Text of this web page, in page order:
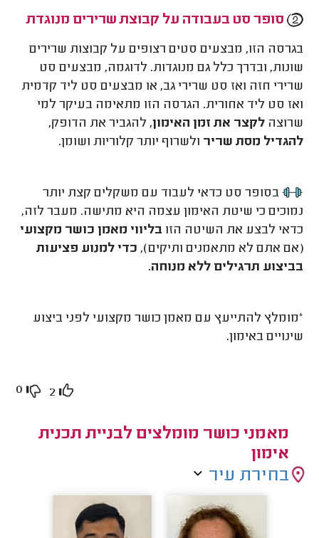
סופר סט בעבודה על קבוצת שרירים מנוגדת
בגרסה הזו, מבצעים סטים רצופים על קבוצות שרירים
שונות, ובדרך כלל גם מנוגדות. לדוגמה, מבצעים סט
שרירי חזה ואז סט שרירי גב, או מבצעים סט ליד קדמית
ואז סט ליד אחורית. הגרסה הזו מתאימה בעיקר למי
שרוצהלקצר את זמן האימון, להגביר את הדופק,
להגדיל מסת שריר ולשרוף יותר קלוריות ושומן.
בסופר סט כדאי לעבוד עם משקלים קצת יותר
נמוכים כי שיטת האימון עצמה היא מתישה. מעבר לזה,
כדאי לבצע את השיטה הזו בליווי מאמן כושר מקצועי
(אם אתם לא מתאמנים ותיקים), כדי למנוע פציעות
בביצוע תרגילים ללא מנוחה.
*מומלץ להתייעץ עם מאמן כושר מקצועי לפני ביצוע
שינויים באימון.
2
0
מאמני כושר מומלצים לבניית תכנית
אימון
בחירת עיר